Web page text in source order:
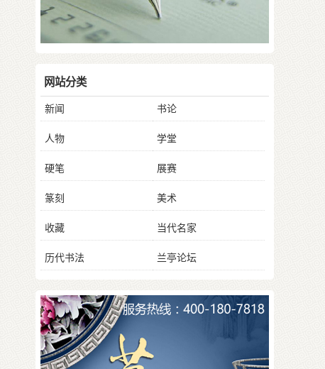
网站分类
新闻 书论
人物 学堂
硬笔 展赛
篆刻 美术
收藏 当代名家
历代书法 兰亭论坛